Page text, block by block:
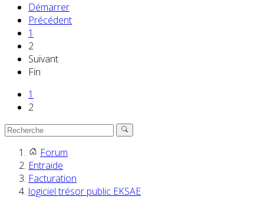
Démarrer
Précédent
1
2
Suivant
Fin
1
2
Forum
Entraide
Facturation
logiciel trésor public EKSAE